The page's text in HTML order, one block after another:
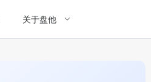
关于盘他